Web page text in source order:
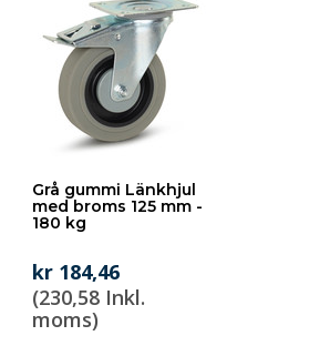
Grå gummi Länkhjul
med broms 125 mm -
180 kg
kr 184,46
(230,58 Inkl.
moms)